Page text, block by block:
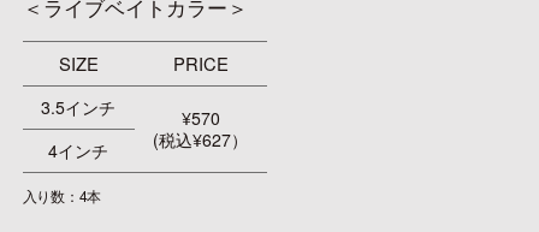
＜ライブベイトカラー＞
SIZE PRICE
3.5インチ
¥570
(税込¥627）
4インチ
入り数：4本